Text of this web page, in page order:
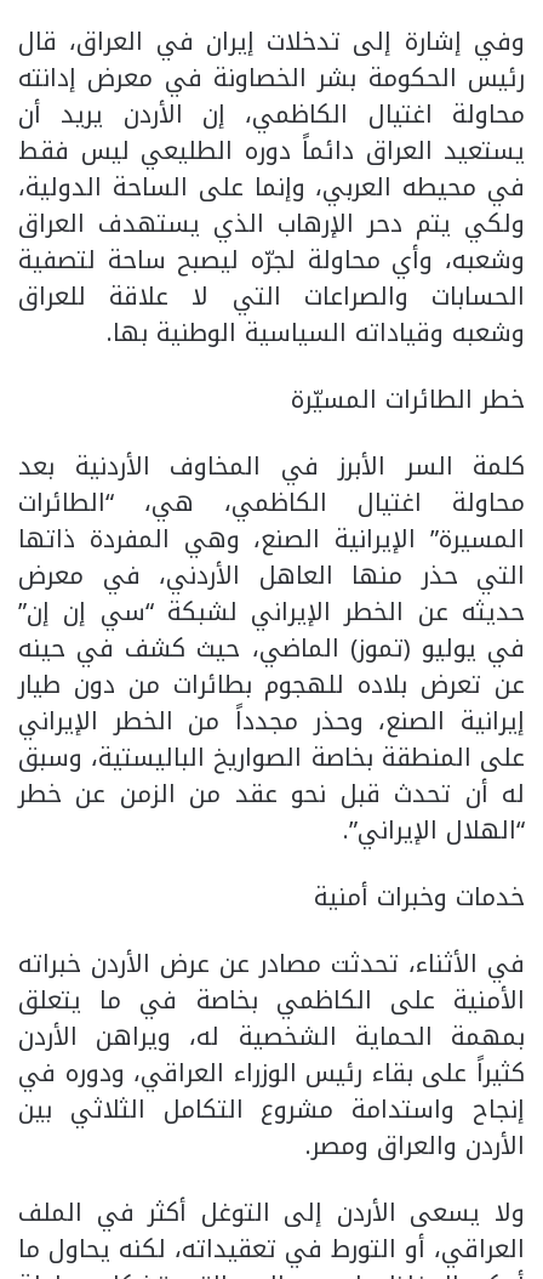
وفي إشارة إلى تدخلات إيران في العراق، قال
رئيس الحكومة بشر الخصاونة في معرض إدانته
محاولة اغتيال الكاظمي، إن الأردن يريد أن
يستعيد العراق دائماً دوره الطليعي ليس فقط
في محيطه العربي، وإنما على الساحة الدولية،
ولكي يتم دحر الإرهاب الذي يستهدف العراق
وشعبه، وأي محاولة لجرّه ليصبح ساحة لتصفية
الحسابات والصراعات التي لا علاقة للعراق
وشعبه وقياداته السياسية الوطنية بها.
خطر الطائرات المسيّرة
كلمة السر الأبرز في المخاوف الأردنية بعد
محاولة اغتيال الكاظمي، هي، “الطائرات
المسيرة” الإيرانية الصنع، وهي المفردة ذاتها
التي حذر منها العاهل الأردني، في معرض
حديثه عن الخطر الإيراني لشبكة “سي إن إن”
في يوليو (تموز) الماضي، حيث كشف في حينه
عن تعرض بلاده للهجوم بطائرات من دون طيار
إيرانية الصنع، وحذر مجدداً من الخطر الإيراني
على المنطقة بخاصة الصواريخ الباليستية، وسبق
له أن تحدث قبل نحو عقد من الزمن عن خطر
“الهلال الإيراني”.
خدمات وخبرات أمنية
في الأثناء، تحدثت مصادر عن عرض الأردن خبراته
الأمنية على الكاظمي بخاصة في ما يتعلق
بمهمة الحماية الشخصية له، ويراهن الأردن
كثيراً على بقاء رئيس الوزراء العراقي، ودوره في
إنجاح واستدامة مشروع التكامل الثلاثي بين
الأردن والعراق ومصر.
ولا يسعى الأردن إلى التوغل أكثر في الملف
العراقي، أو التورط في تعقيداته، لكنه يحاول ما